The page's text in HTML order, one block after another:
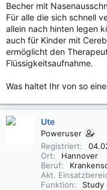
Becher mit
Für alle die sich schnell
allein nach hinten legen
auch für Kinder mit
ermöglicht den
Flüssigkeitsaufnahme.
Was haltet Ihr von so
Ute
Poweruser
Registriert
Ort
Hannover
Beruf
Akt.
Funktion
Study